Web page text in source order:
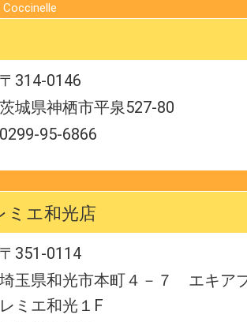
〒314-0146
茨城県神栖市平泉527-80
0299-95-6866
ミエ和光店
〒351-0114
埼玉県和光市本町４－７ エキア
レミエ和光１F